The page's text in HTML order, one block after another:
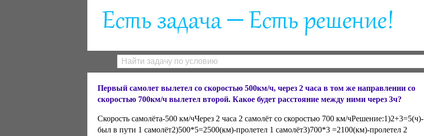
Первый самолет вылетел со скоростью 500км/ч, через 2 часа в том же направлении со
скоростью 700км/ч вылетел второй. Какое будет расстояние между ними через 3ч?
Скорость самолёта-500 км/чЧерез 2 часа 2 самолёт со скоростью 700 км/чРешение:1)2+3=5(ч)-
был в пути 1 самолёт2)500*5=2500(км)-пролетел 1 самолёт3)700*3 =2100(км)-пролетел 2